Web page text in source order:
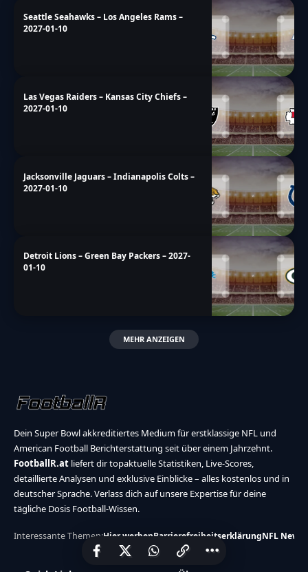
Seattle Seahawks – Los Angeles Rams –
2027-01-10
Las Vegas Raiders – Kansas City Chiefs –
2027-01-10
Jacksonville Jaguars – Indianapolis Colts –
2027-01-10
Detroit Lions – Green Bay Packers – 2027-
01-10
MEHR ANZEIGEN
Dein Super Bowl akkreditiertes Medium für erstklassige NFL und
American Football Berichterstattung seit über einem Jahrzehnt.
FootballR.at liefert dir topaktuelle Statistiken, Live-Scores,
detaillierte Analysen und exklusive Einblicke – alles kostenlos und in
deutscher Sprache. Verlass dich auf unsere Expertise für deine
tägliche Dosis Football-Wissen.
Interessante Themen:Hier werbenBarrierefreiheitserklärungNFL News